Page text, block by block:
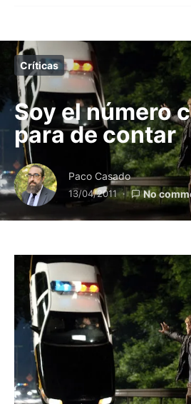
Críticas
Soy el número
para de contar
Paco Casado
13/04/2011 No